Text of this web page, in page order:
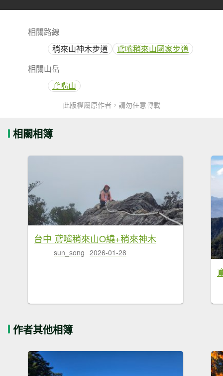
相關路線
稍來山神木步道
鳶嘴稍來山國家步道
相關山岳
鳶嘴山
此版權屬原作者，請勿任意轉載
相關相簿
台中 鳶嘴稍來山O繞+稍來神木
sun_song 2026-01-28
作者其他相簿